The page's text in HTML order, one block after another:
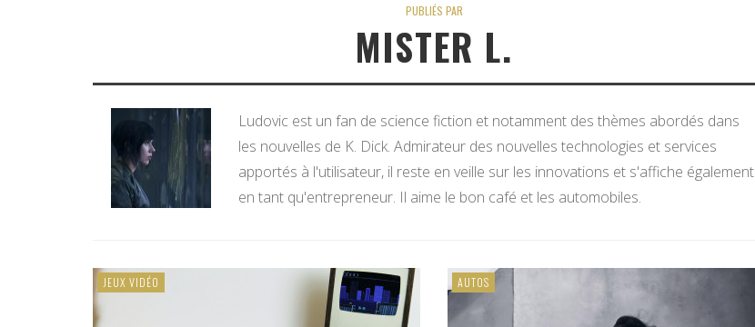
PUBLIÉS PAR
MISTER L.
Ludovic est un fan de science fiction et notamment des thèmes abordés dans
les nouvelles de K. Dick. Admirateur des nouvelles technologies et services
apportés à l'utilisateur, il reste en veille sur les innovations et s'affiche également
en tant qu'entrepreneur. Il aime le bon café et les automobiles.
JEUX VIDÉO AUTOS